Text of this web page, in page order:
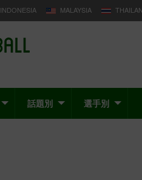
INDONESIA MALAYSIA
話題別 選手別